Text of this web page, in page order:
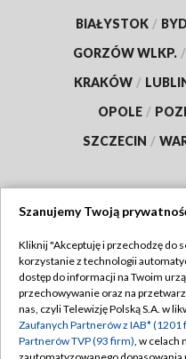
BIAŁYSTOK /
GORZÓW WLKP. /
KRAKÓW /
OPOLE /
SZCZECIN /
Abonament TVP
Emisja w TVP
Centrum informacji TVP
Szanujemy Twoją
Kliknij "Akceptuję i przechodzę do
korzystanie z technologii
dostęp do informacji na Twoim
przechowywanie oraz na
nas, czyli Telewizję Polską S.A. w
Zaufanych Partnerów z IAB* (1201
Partnerów TVP (93 firm), w celach